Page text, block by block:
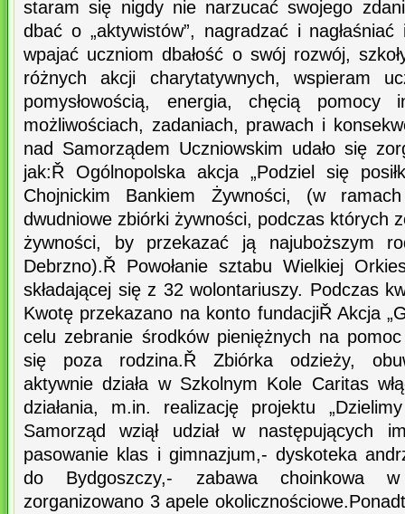
staram się nigdy nie narzucać swojego
dbać o „aktywistów”, nagradzać i
wpajać uczniom dbałość o swój rozwój,
różnych akcji charytatywnych, wspieram
pomysłowością, energia, chęcią
możliwościach, zadaniach, prawach i
nad Samorządem Uczniowskim udało się
jak:Ř Ogólnopolska akcja „Podziel się
Chojnickim Bankiem Żywności, (w
dwudniowe zbiórki żywności, podczas których
żywności, by przekazać ją najuboższym
Debrzno).Ř Powołanie sztabu Wielkiej
składającej się z 32 wolontariuszy. Podczas
Kwotę przekazano na konto fundacjiŘ Akcja
celu zebranie środków pieniężnych na
się poza rodzina.Ř Zbiórka odzieży,
aktywnie działa w Szkolnym Kole Caritas
działania, m.in. realizację projektu
Samorząd wziął udział w następujących
pasowanie klas i gimnazjum,- dyskoteka
do Bydgoszczy,- zabawa choinkowa
zorganizowano 3 apele